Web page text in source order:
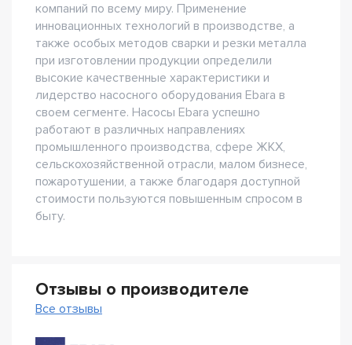
компаний по всему миру. Применение
инновационных технологий в производстве, а
также особых методов сварки и резки металла
при изготовлении продукции определили
высокие качественные характеристики и
лидерство насосного оборудования Ebara в
своем сегменте. Насосы Ebara успешно
работают в различных направлениях
промышленного производства, сфере ЖКХ,
сельскохозяйственной отрасли, малом бизнесе,
пожаротушении, а также благодаря доступной
стоимости пользуются повышенным спросом в
быту.
Отзывы о производителе
Все отзывы